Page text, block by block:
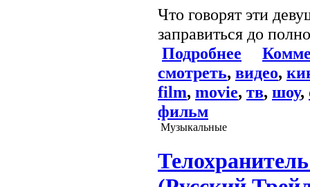
Что говорят эти
заправиться до
Подробнее
смотреть, видео,
film, movie, тв, шоу,
фильм
Музыкальные